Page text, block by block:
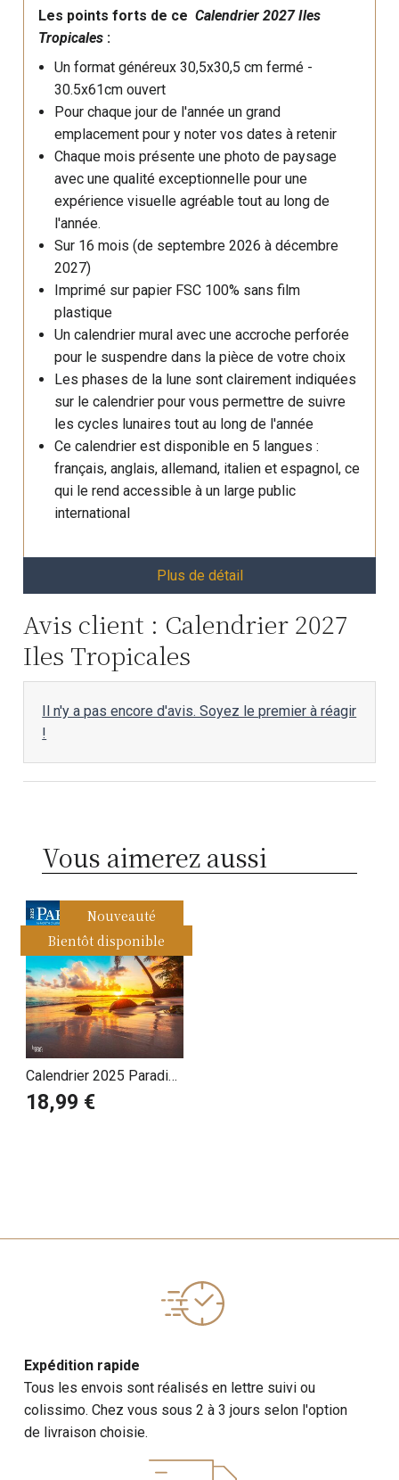
Les points forts de ceCalendrier 2027 Iles
Tropicales :
Un format généreux 30,5x30,5 cm fermé -
30.5x61cm ouvert
Pour chaque jour de l'année un grand
emplacement pour y noter vos dates à retenir
Chaque mois présente une photo de paysage
avec une qualité exceptionnelle pour une
expérience visuelle agréable tout au long de
l'année.
Sur 16 mois (de septembre 2026 à décembre
2027)
Imprimé sur papier FSC 100% sans film
plastique
Un calendrier mural avec une accroche perforée
pour le suspendre dans la pièce de votre choix
Les phases de la lune sont clairement indiquées
sur le calendrier pour vous permettre de suivre
les cycles lunaires tout au long de l'année
Ce calendrier est disponible en 5 langues :
français, anglais, allemand, italien et espagnol, ce
qui le rend accessible à un large public
international
Plus de détail
Avis client : Calendrier 2027
Iles Tropicales
Il n'y a pas encore d'avis. Soyez le premier à réagir
!
Vous aimerez aussi
Nouveauté
Calendrier 2025 Paradis
sur Terre Iles de Rêves
18,99 €
Bientôt disponible
Expédition rapide
Tous les envois sont réalisés en lettre suivi ou
colissimo. Chez vous sous 2 à 3 jours selon l'option
de livraison choisie.